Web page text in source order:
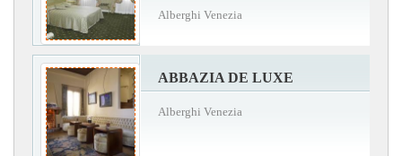
Alberghi Venezia
ABBAZIA DE LUXE
Alberghi Venezia